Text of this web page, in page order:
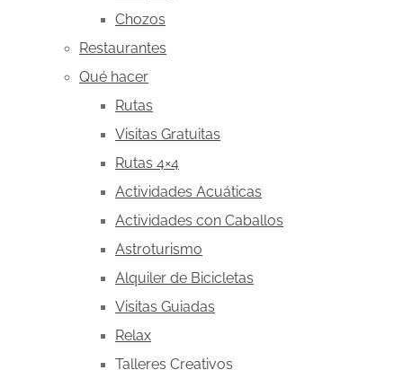
Chozos
Restaurantes
Qué hacer
Rutas
Visitas Gratuitas
Rutas 4×4
Actividades Acuáticas
Actividades con Caballos
Astroturismo
Alquiler de Bicicletas
Visitas Guiadas
Relax
Talleres Creativos